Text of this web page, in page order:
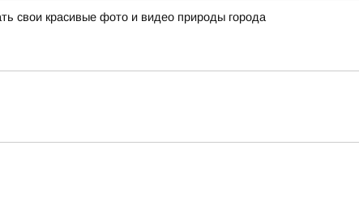
свои красивые фото и видео природы города